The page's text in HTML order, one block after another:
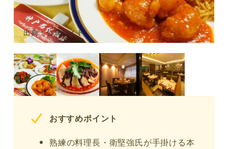
出典：公式サイト
おすすめポイント
熟練の料理長・衛堅強氏が手掛ける本